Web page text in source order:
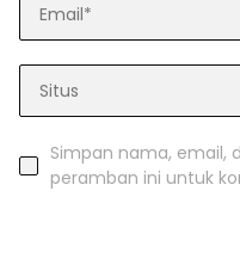
Simpan nama, email,
peramban ini untuk